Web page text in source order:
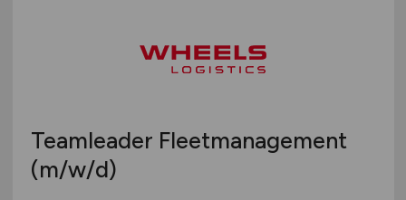
Teamleader Fleetmanagement
(m/w/d)